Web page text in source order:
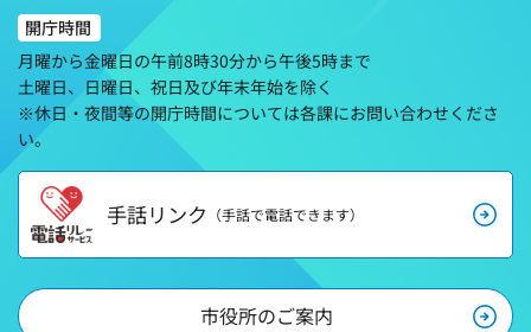
開庁時間
月曜から金曜日の午前8時30分から午後5時まで
土曜日、日曜日、祝日及び年末年始を除く
※休日・夜間等の開庁時間については各課にお問い合わせくださ
い。
手話リンク （手話で電話できます）
市役所のご案内